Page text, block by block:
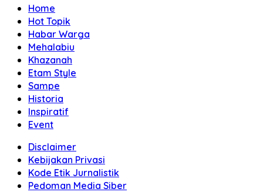
Home
Hot Topik
Habar Warga
Mehalabiu
Khazanah
Etam Style
Sampe
Historia
Inspiratif
Event
Disclaimer
Kebijakan Privasi
Kode Etik Jurnalistik
Pedoman Media Siber